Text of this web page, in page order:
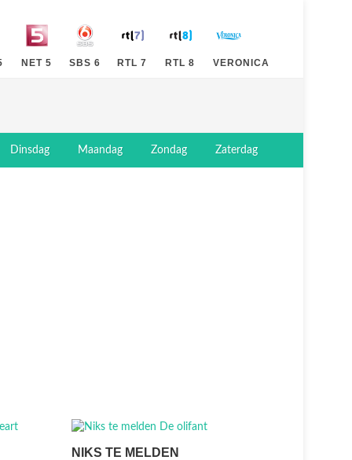
NET 5 SBS 6 RTL 7 RTL 8 VERONICA
Dinsdag Maandag Zondag Zaterdag
NIKS TE MELDEN